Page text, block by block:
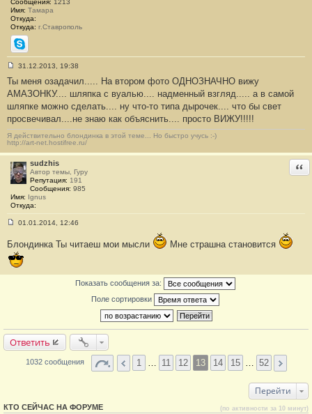
#
2
5
Сообщения: 1213
Имя: Тамара
Откуда:
Откуда: г.Ставрополь
Skype
о
о
б
щ
н
и
е
#
2
5
9
31.12.2013, 19:38
Ты меня озадачил..... На втором фото ОДНОЗНАЧНО вижу
АМАЗОНКУ.... шляпка с вуалью.... надменный взгляд..... а в самой
шляпке можно сделать.... ну что-то типа дырочек.... что бы свет
просвечивал....не знаю как объяснить.... просто ВИЖУ!!!!!
Я действительно блондинка в этой теме... Но быстро учусь :-)
http://art-net.hostifree.ru/
sudzhis
Автор темы, Гуру
Репутация: 191
Сообщения: 985
Имя: Ignus
Откуда:
о
б
щ
0
01.01.2014, 12:46
Блондинка Ты читаеш мои мысли Мне страшна становится
Показать сообщения за:
Поле сортировки
Ответить
1032 сообщения 1 … 11 12 13 14 15 … 52
Перейти
КТО СЕЙЧАС НА ФОРУМЕ (по активности за 10 минут)